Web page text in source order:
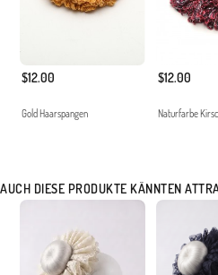
$12.00
Gold Haarspangen
$12.00
Naturfarbe
AUCH DIESE PRODUKTE KÄNNTEN